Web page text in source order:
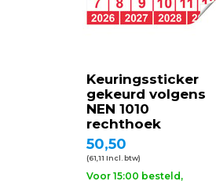
Keuringssticker
gekeurd volgens
NEN 1010
rechthoek
50,50
(61,11 Incl. btw)
Voor 15:00 besteld,